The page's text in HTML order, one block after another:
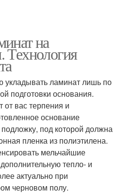
на
Технология
ламинат лишь по
подготовки основания.
вас терпения и
основание
под которой должна
пленка из полиэтилена.
мельчайшие
тепло- и
актуально при
черновом полу.